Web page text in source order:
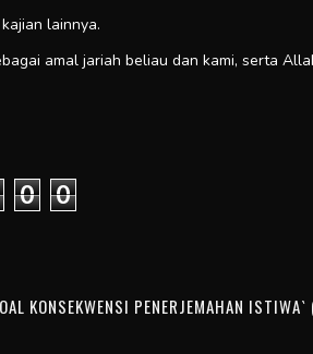
lainnya.
amal jariah beliau dan kami, serta
0 0
KONSEKWENSI PENERJEMAHAN